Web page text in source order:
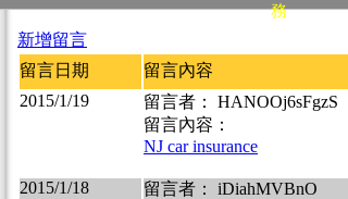
務
新增留言
留言日期
留言內容
2015/1/19
留言者： HANOOj6sFgzS
留言內容：
NJ car insurance
2015/1/18
留言者： iDiahMVBnO